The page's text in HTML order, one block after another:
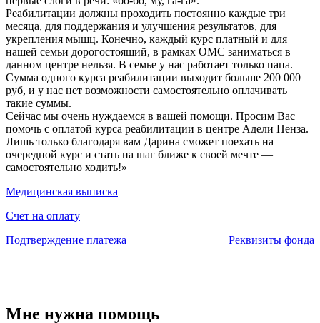
Реабилитации должны проходить постоянно каждые три
месяца, для поддержания и улучшения результатов, для
укрепления мышц. Конечно, каждый курс платный и для
нашей семьи дорогостоящий, в рамках ОМС заниматься в
данном центре нельзя. В семье у нас работает только папа.
Сумма одного курса реабилитации выходит больше 200 000
руб, и у нас нет возможности самостоятельно оплачивать
такие суммы.
Сейчас мы очень нуждаемся в вашей помощи. Просим Вас
помочь с оплатой курса реабилитации в центре Адели Пенза.
Лишь только благодаря вам Дарина сможет поехать на
очередной курс и стать на шаг ближе к своей мечте —
самостоятельно ходить!»
Медицинская выписка
Счет на оплату
Подтверждение платежа
Реквизиты фонда
Мне нужна помощь